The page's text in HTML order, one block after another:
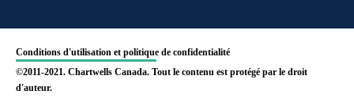
find your school
Conditions d'utilisation et politique de confidentialité
©2011-2021. Chartwells Canada. Tout le contenu est protégé par le droit
d'auteur.